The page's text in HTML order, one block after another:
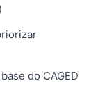
do CAGED